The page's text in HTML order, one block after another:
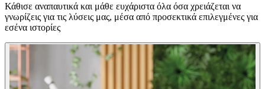
Κάθισε αναπαυτικά και μάθε ευχάριστα όλα όσα χρειάζεται να
γνωρίζεις για τις λύσεις μας, μέσα από προσεκτικά επιλεγμένες για
εσένα ιστορίες